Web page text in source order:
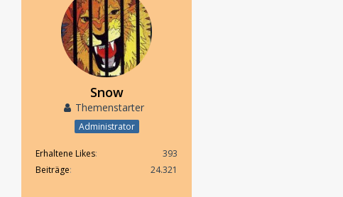
Snow
Themenstarter
Administrator
Erhaltene Likes
393
Beiträge
24.321